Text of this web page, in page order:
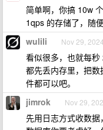
简单啊，你搞 10w
1qps 的存储了，随
wulili Nov 29, 2024
看似很多，也就每秒
都先丢内存里，把
件都可以吧。
jimrok Nov 29,
先用日志方式收数